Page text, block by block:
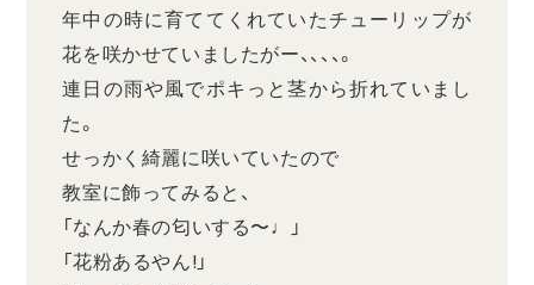
年中の時に育ててくれていたチューリップが
花を咲かせていましたがー、、、、。
連日の雨や風でポキっと茎から折れていまし
た。
せっかく綺麗に咲いていたので
教室に飾ってみると、
「なんか春の匂いする〜♩」
「花粉あるやん!」